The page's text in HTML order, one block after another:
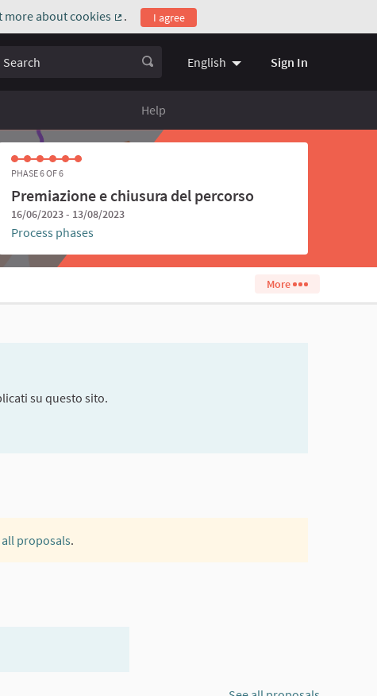
more about cookies
(External link)
. I agree
Search English Choose language
Sign In
Help
PHASE 6 OF 6
Premiazione e chiusura del percorso
16/06/2023 - 13/08/2023
Process phases
More
su questo sito.
all proposals.